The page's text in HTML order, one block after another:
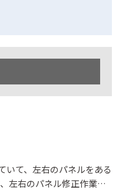
いて、左右のパネルをある
左右のパネル修正作業料